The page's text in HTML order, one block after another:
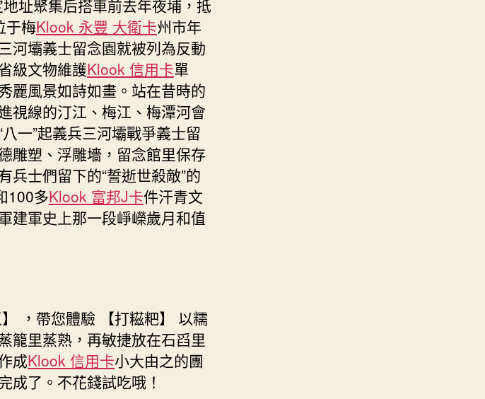
址聚集后搭車前去年夜埔，抵
于梅Klook 永豐 大衛卡州市年
河壩義士留念園就被列為反動
級文物維護Klook 信用卡單
麗風景如詩如畫。站在昔時的
視線的汀江、梅江、梅潭河會
一”起義兵三河壩戰爭義士留
雕塑、浮雕墻，留念館里保存
兵士們留下的“誓逝世殺敵”的
100多Klook 富邦J卡件汗青文
建軍史上那一段崢嶸歲月和值
，帶您體驗 【打糍粑】 以糯
籠里蒸熟，再敏捷放在石舀里
成Klook 信用卡小大由之的團
了。不花錢試吃哦！